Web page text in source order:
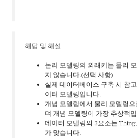
해답 및 해설
논리 모델링의 외래키는 물리
지 않습니다.(선택 사항)
실제 데이터베이스 구축 시 참
이터 모델링입니다.
개념 모델링에서 물리 모델링
며 개념 모델링이 가장 추상적
데이터 모델링의 3요소는
가 맞습니다.